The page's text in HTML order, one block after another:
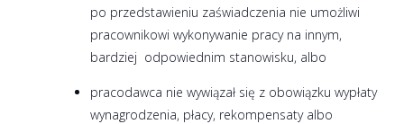
po przedstawieniu zaświadczenia nie umożliwi
pracownikowi wykonywanie pracy na innym,
bardziej odpowiednim stanowisku, albo
pracodawca nie wywiązał się z obowiązku wypłaty
wynagrodzenia, płacy, rekompensaty albo